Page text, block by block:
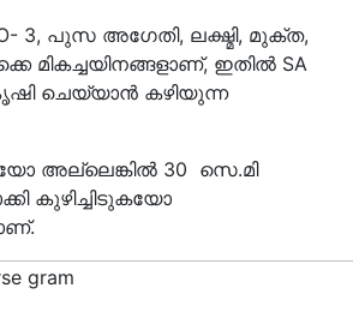
3, പുസ അഗേതി, ലക്ഷ്മി, മുക്ത,
മികച്ചയിനങ്ങളാണ്, ഇതിൽ SA
ചെയ്യാൻ കഴിയുന്ന
അല്ലെങ്കിൽ 30 സെ.മി
കുഴിച്ചിടുകയോ